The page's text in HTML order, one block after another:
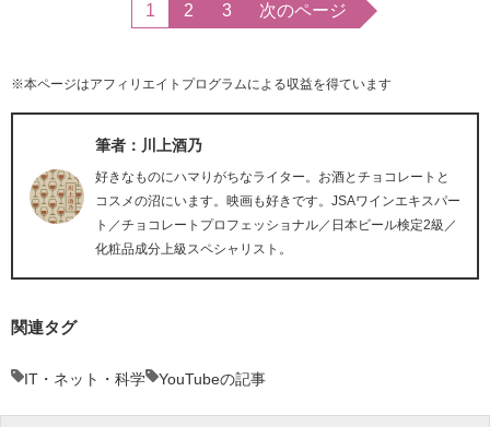
1 2 3 次のページ
※本ページはアフィリエイトプログラムによる収益を得ています
筆者：川上酒乃
好きなものにハマりがちなライター。お酒とチョコレートと
コスメの沼にいます。映画も好きです。JSAワインエキスパー
ト／チョコレートプロフェッショナル／日本ビール検定2級／
化粧品成分上級スペシャリスト。
関連タグ
IT・ネット・科学 YouTubeの記事